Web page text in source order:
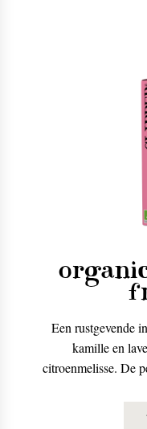
Een rustgevende
kamille en
citroenmelisse. De